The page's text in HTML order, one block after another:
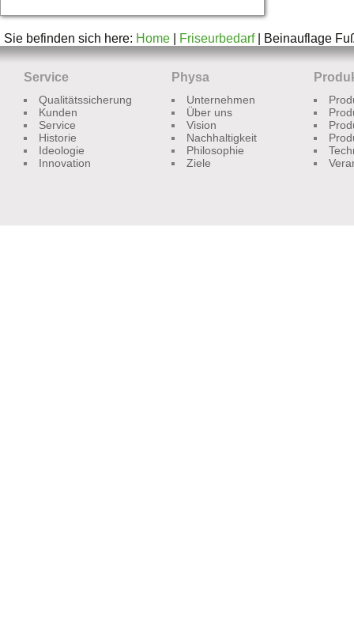
Sie befinden sich here: Home Friseurbedarf| Beinauflage
Service
Qualitätssicherung
Kunden
Service
Historie
Ideologie
Innovation
Physa
Unternehmen
Über uns
Vision
Nachhaltigkeit
Philosophie
Ziele